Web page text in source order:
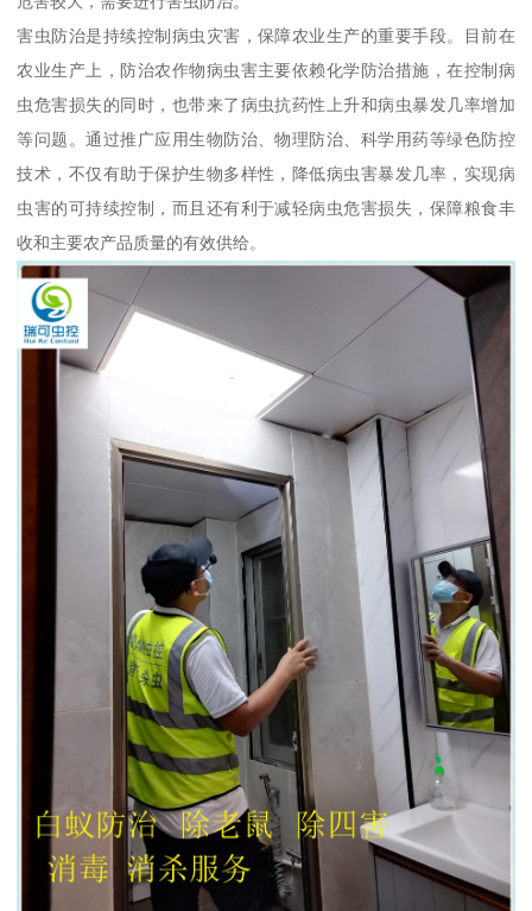
害虫防治是持续控制病虫灾害，保障农业生产的重要手段。目前在
农业生产上，防治农作物病虫害主要依赖化学防治措施，在控制病
虫危害损失的同时，也带来了病虫抗药性上升和病虫暴发几率增加
等问题。通过推广应用生物防治、物理防治、科学用药等绿色防控
技术，不仅有助于保护生物多样性，降低病虫害暴发几率，实现病
虫害的可持续控制，而且还有利于减轻病虫危害损失，保障粮食丰
收和主要农产品质量的有效供给。